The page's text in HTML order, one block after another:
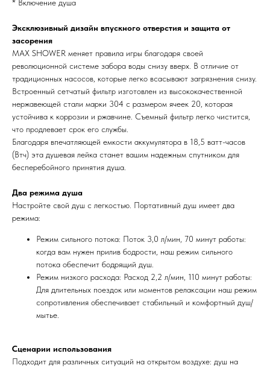
* Включение душа
Эксклюзивный дизайн впускного отверстия и защита от
засорения
MAX SHOWER меняет правила игры благодаря своей
революционной системе забора воды снизу вверх. В отличие от
традиционных насосов, которые легко всасывают загрязнения снизу.
Встроенный сетчатый фильтр изготовлен из высококачественной
нержавеющей стали марки 304 с размером ячеек 20, которая
устойчива к коррозии и ржавчине. Съемный фильтр легко чистится,
что продлевает срок его службы.
Благодаря впечатляющей емкости аккумулятора в 18,5 ватт-часов
(Втч) эта душевая лейка станет вашим надежным спутником для
бесперебойного принятия душа.
Два режима душа
Настройте свой душ с легкостью. Портативный душ имеет два
режима:
Режим сильного потока: Поток 3,0 л/мин, 70 минут работы:
когда вам нужен прилив бодрости, наш режим сильного
потока обеспечит бодрящий душ.
Режим низкого расхода: Расход 2,2 л/мин, 110 минут работы:
Для длительных поездок или моментов релаксации наш режим
сопротивления обеспечивает стабильный и комфортный душ/
мытье.
Сценарии использования
Подходит для различных ситуаций на открытом воздухе: душ на